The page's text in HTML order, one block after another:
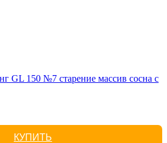
GL 150 №7 старение массив сосна с
КУПИТЬ